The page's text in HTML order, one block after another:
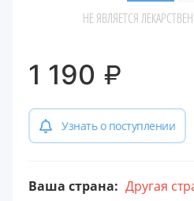
НЕ ЯВЛЯЕТСЯ
1 190 ₽
Узнать о поступлении
Ваша страна: Другая